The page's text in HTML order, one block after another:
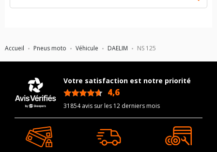
Accueil Pneus moto Véhicule DAELIM NS 125
Votre satisfaction est notre priorité
4,6
31854 avis sur les 12 derniers mois